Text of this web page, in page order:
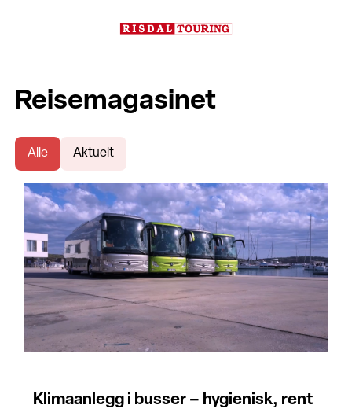
Reisemagasinet
Alle Aktuelt
Klimaanlegg i busser – hygienisk, rent